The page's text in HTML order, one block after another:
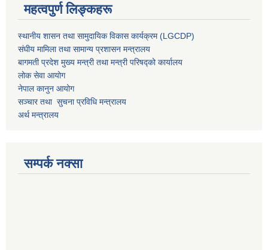
महत्वपुर्ण लिङ्कहरू
स्थानीय शासन तथा सामुदायिक विकास कार्यक्रम (LGCDP)
संघीय मामिला तथा सामान्य प्रशासन मन्त्रालय
बागमती प्रदेश मुख्य मन्त्री तथा मन्त्री परिषद्को कार्यालय
लोक सेवा आयोग
नेपाल कानुन आयोग
सञ्चार तथा सुचना प्रविधि मन्त्रालय
अर्थ मन्त्रालय
सम्पर्क नक्सा